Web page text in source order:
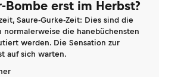
Bombe erst im Herbst?
Saure-Gurke-Zeit: Dies sind die
normalerweise die hanebüchensten
werden. Die Sensation zur
auf sich warten.